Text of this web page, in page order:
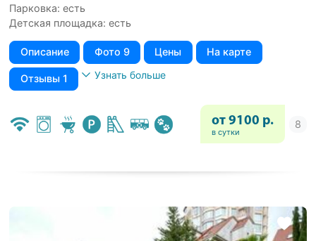
Парковка: есть
Детская площадка: есть
Описание Фото 9 Цены На карте
Отзывы 1 Узнать больше
от 9100 р.
в сутки